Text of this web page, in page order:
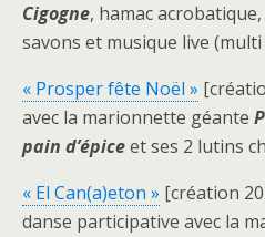
Cigogne, hamac
savons et musique live
« Prosper fête Noël »
avec la marionnette géante
pain d’épiceet ses 2 lutins
« El Can(a)eton » [création
danse participative avec la